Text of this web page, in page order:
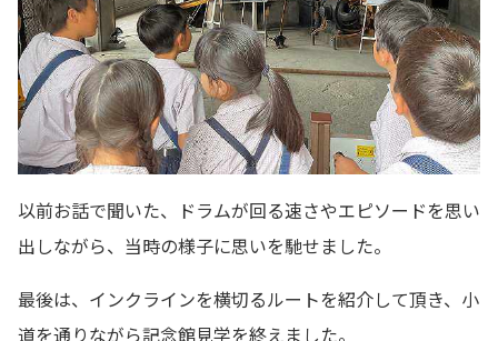
以前お話で聞いた、ドラムが回る速さやエピソードを思い
出しながら、当時の様子に思いを馳せました。
最後は、インクラインを横切るルートを紹介して頂き、小
道を通りながら記念館見学を終えました。